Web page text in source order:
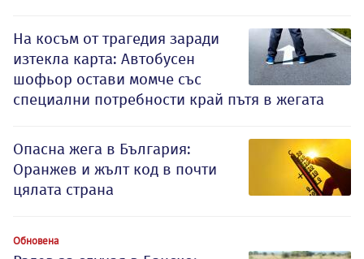
На косъм от трагедия заради
изтекла карта: Автобусен
шофьор остави момче със
специални потребности край пътя в жегата
Опасна жега в България:
Оранжев и жълт код в почти
цялата страна
Обновена